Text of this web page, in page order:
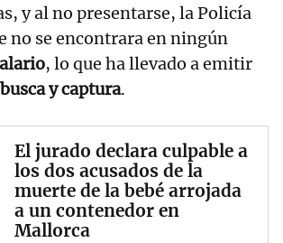
y al no presentarse, la Policía
no se encontrara en ningún
, lo que ha llevado a emitir
y captura.
El jurado declara culpable a
los dos acusados de la
muerte de la bebé arrojada
a un contenedor en
Mallorca